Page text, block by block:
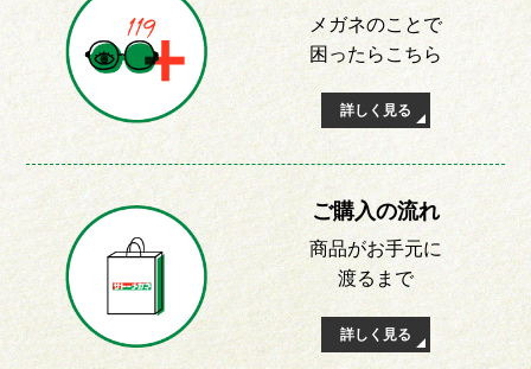
メガネのことで
困ったらこちら
詳しく見る
ご購入の流れ
商品がお手元に
渡るまで
詳しく見る